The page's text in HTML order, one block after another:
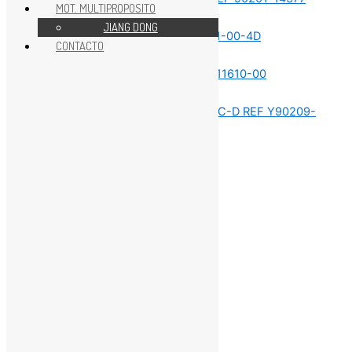
REPUESTOS MOTOR 15HP
REPUESTOS MOTOR 15HP
MOT. MULTIPROPOSITO
JIANG DONG
CONTACTO